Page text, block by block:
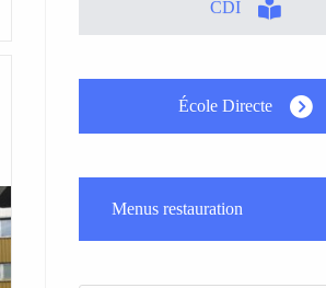
CDI
École Directe
Menus restauration